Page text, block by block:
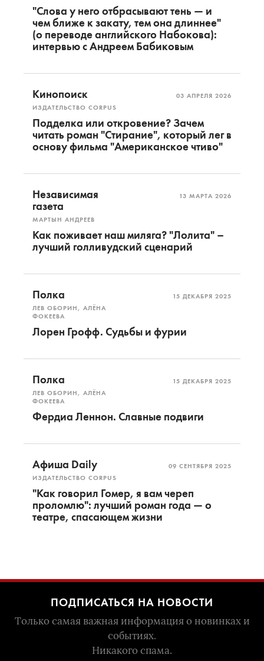
"Слова у него отбрасывают тень — и
чем ближе к закату, тем она длиннее"
(о переводе английского Набокова):
интервью с Андреем Бабиковым
Кинопоиск
ИЗДАТЕЛЬСТВО CORPUS
03 АПРЕЛЯ 2026
Подделка или откровение? Зачем
читать роман "Стирание", который лег в
основу фильма "Американское чтиво"
Независимая
газета
МАРТЫН АНДРЕЕВ
13 МАРТА 2026
Как поживает наш миляга? "Лолита" –
лучший голливудский сценарий
Полка
ЛЕВ ОБОРИН, АЛЁНА
ФОКЕЕВА
15 ДЕКАБРЯ 2025
Лорен Грофф. Судьбы и фурии
Полка
ЛЕВ ОБОРИН, АЛЁНА
ФОКЕЕВА
15 ДЕКАБРЯ 2025
Фердиа Леннон. Славные подвиги
Афиша Daily
ИЗДАТЕЛЬСТВО CORPUS
09 СЕНТЯБРЯ 2025
"Как говорил Гомер, я вам череп
проломлю": лучший роман года — о
театре, спасающем жизни
ПОДПИСАТЬСЯ НА НОВОСТИ
Только самая важная информация о новинках и
событиях.
Никакого спама.